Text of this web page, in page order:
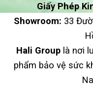
Giấy Phép
Showroom: 33
Hali Group là nơi
phẩm bảo vệ sức